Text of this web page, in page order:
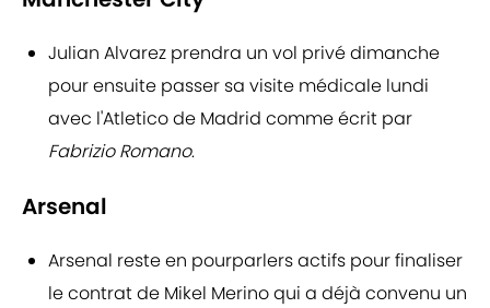
Julian Alvarez prendra un vol privé dimanche
pour ensuite passer sa visite médicale lundi
avec l'Atletico de Madrid comme écrit par
Fabrizio Romano.
Arsenal
Arsenal reste en pourparlers actifs pour finaliser
le contrat de Mikel Merino qui a déjà convenu un